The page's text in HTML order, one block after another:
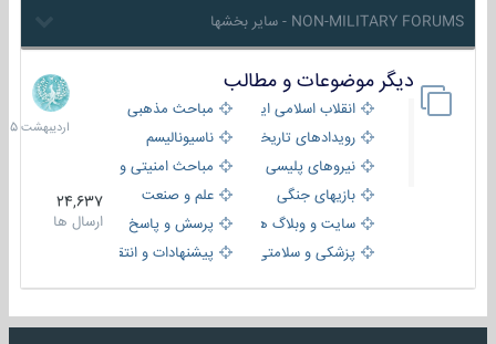
NON-MILITARY FORUMS - سایر بخشها
دیگر موضوعات و مطالب
انقلاب اسلامی ایران
مباحث مذهبی
رویدادهای تاریخی و مذهبیناسیونالیسم
نیروهای پلیسی
مباحث امنیتی و اطلاعاتی
بازیهای جنگی
علم و صنعت
سایت و وبلاگ ها
پرسش و پاسخ
پزشکی و سلامتی
پیشنهادات و انتقادات
24,637
ارسال ها
8
1405